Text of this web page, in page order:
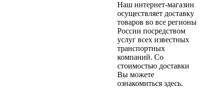
Наш интернет-магазин
осуществляет доставку
товаров во все регионы
России посредством
услуг всех известных
транспортных
компаний. Со
стоимостью доставки
Вы можете
ознакомиться здесь.